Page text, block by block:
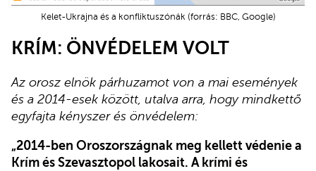
Kelet-Ukrajna és a konfliktuszónák (forrás: BBC, Google)
KRÍM: ÖNVÉDELEM VOLT
Az orosz elnök párhuzamot von a mai események
és a 2014-esek között, utalva arra, hogy mindkettő
egyfajta kényszer és önvédelem:
„2014-ben Oroszországnak meg kellett védenie a
Krím és Szevasztopol lakosait. A krími és